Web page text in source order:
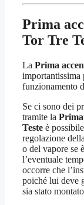
Prima
Tor Tre
La Prima
importantissima
funzionamento
Se ci sono dei
tramite la
Teste è
regolazione
o del vapore se
l’eventuale
occorre che
poiché lui deve
sia stato